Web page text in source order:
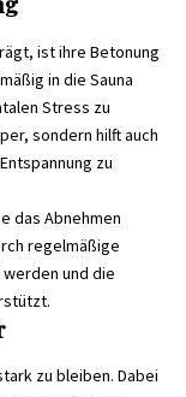
ist ihre Betonung
in die Sauna
Stress zu
sondern hilft auch
zu
das Abnehmen
regelmäßige
und die
zu bleiben. Dabei